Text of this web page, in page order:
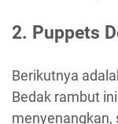
2. Puppets
Berikutnya
Bedak rambut
menyenangkan,